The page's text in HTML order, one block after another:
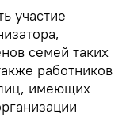
участие
семей таких
работников
имеющих